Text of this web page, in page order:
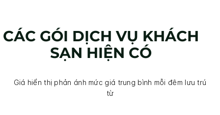
CÁC GÓI DỊCH VỤ KHÁCH
SẠN HIỆN CÓ
Giá hiển thị phản ánh mức giá trung bình mỗi đêm lưu trú
từ